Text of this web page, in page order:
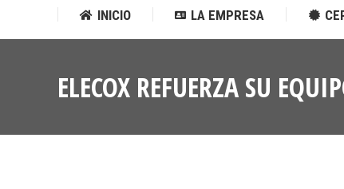
INICIO LA EMPRESA
ELECOX REFUERZA SU